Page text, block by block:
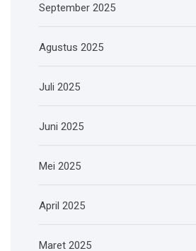
September 2025
Agustus 2025
Juli 2025
Juni 2025
Mei 2025
April 2025
Maret 2025